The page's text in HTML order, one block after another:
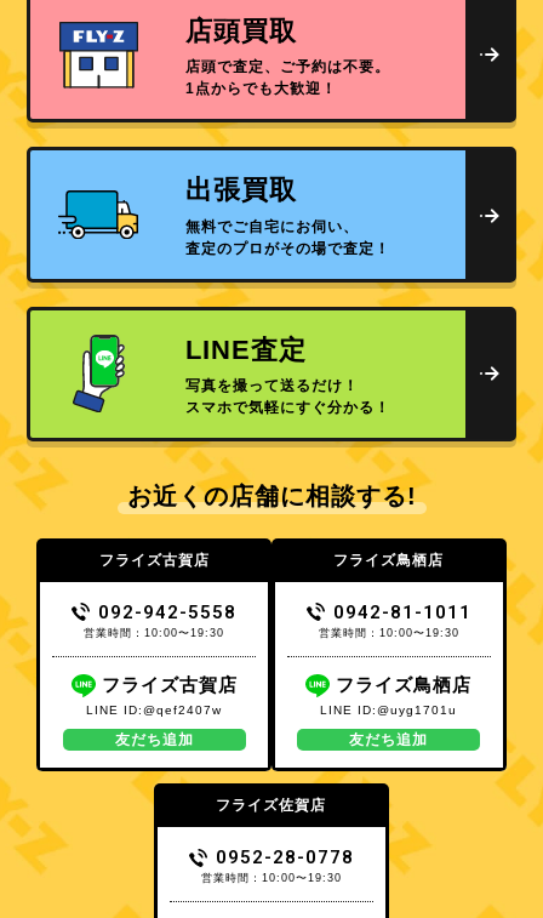
店頭買取
店頭で査定、ご予約は不要。
1点からでも大歓迎！
出張買取
無料でご自宅にお伺い、
査定のプロがその場で査定！
LINE査定
写真を撮って送るだけ！
スマホで気軽にすぐ分かる！
お近くの店舗に相談する!
フライズ古賀店
092-942-5558
営業時間：10:00〜19:30
フライズ古賀店
LINE ID:@qef2407w
友だち追加
フライズ鳥栖店
0942-81-1011
営業時間：10:00〜19:30
フライズ鳥栖店
LINE ID:@uyg1701u
友だち追加
フライズ佐賀店
0952-28-0778
営業時間：10:00〜19:30